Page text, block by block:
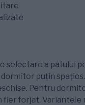
selectare a patului
puțin
Pentru
forjat. Variantele